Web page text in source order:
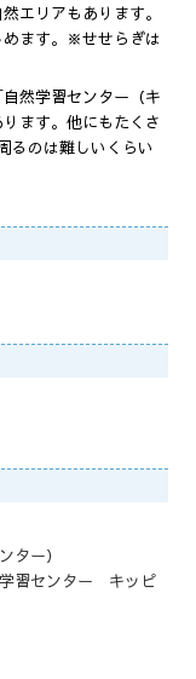
エリアもあります。
めます。※せせらぎは
然学習センター（キ
ます。他にもたくさ
るのは難しいくらい
ター）
習センター キッピ